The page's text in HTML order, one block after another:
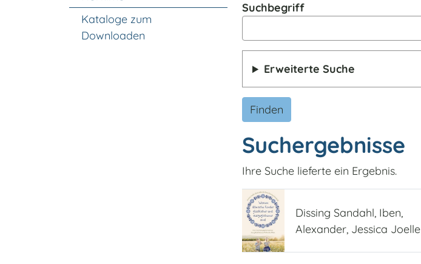
Suchbegriff
Erweiterte Suche
Finden
Suchergebnisse
Ihre Suche lieferte ein Ergebnis.
Dissing Sandahl, Iben,
Alexander, Jessica Joelle
Kataloge zum
Downloaden